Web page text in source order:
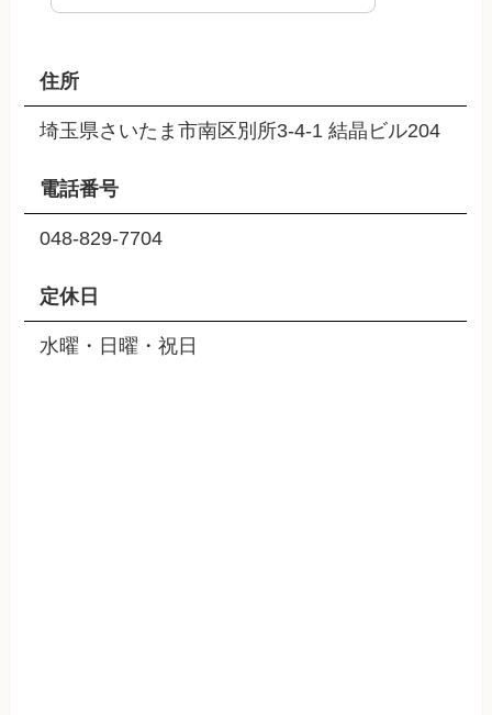
住所
埼玉県さいたま市南区別所3-4-1 結晶ビル204
電話番号
048-829-7704
定休日
水曜・日曜・祝日